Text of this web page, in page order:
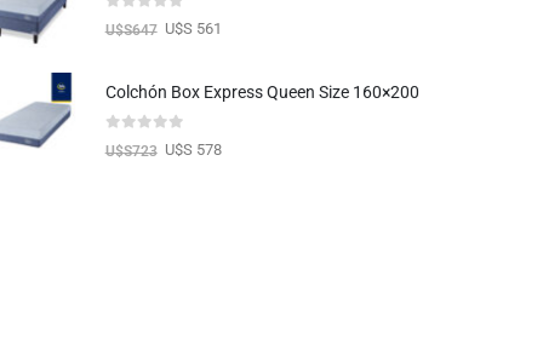
U$S647 U$S 561
Colchón Box Express Queen Size 160×200
U$S723 U$S 578